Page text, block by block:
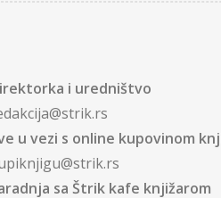
i uredništvo
u vezi s online kupovinom
sa Štrik kafe knjižarom